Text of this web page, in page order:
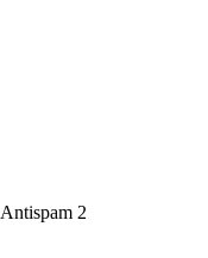
Antispam 2